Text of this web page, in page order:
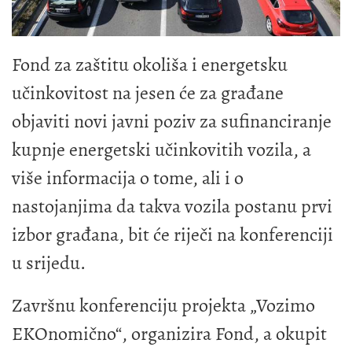
Fond za zaštitu okoliša i energetsku
učinkovitost na jesen će za građane
objaviti novi javni poziv za sufinanciranje
kupnje energetski učinkovitih vozila, a
više informacija o tome, ali i o
nastojanjima da takva vozila postanu prvi
izbor građana, bit će riječi na konferenciji
u srijedu.
Završnu konferenciju projekta „Vozimo
EKOnomično“, organizira Fond, a okupit